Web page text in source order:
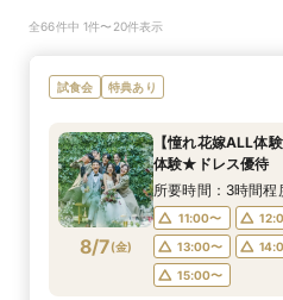
全66件中 1件〜20件表示
試食会 特典あり
8/7(金)
【憧れ花嫁ALL体
体験★ドレス優待
所要時間：3時間程
11:00〜
13:00〜
15:00〜